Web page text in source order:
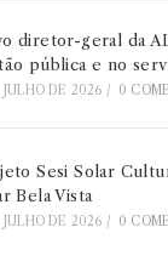
diretor-geral da
pública e no
JULHO DE 2026 / 0
Sesi Solar
Bela Vista
JULHO DE 2026 / 0